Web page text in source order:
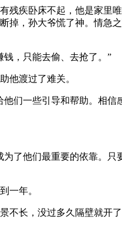
疾卧床不起，他是家里
掉，孙大爷慌了神。情急
，只能去偷、去抢了。”
他渡过了难关。
们一些引导和帮助。相信
了他们最重要的依靠。只
一年。
长，没过多久隔壁就开